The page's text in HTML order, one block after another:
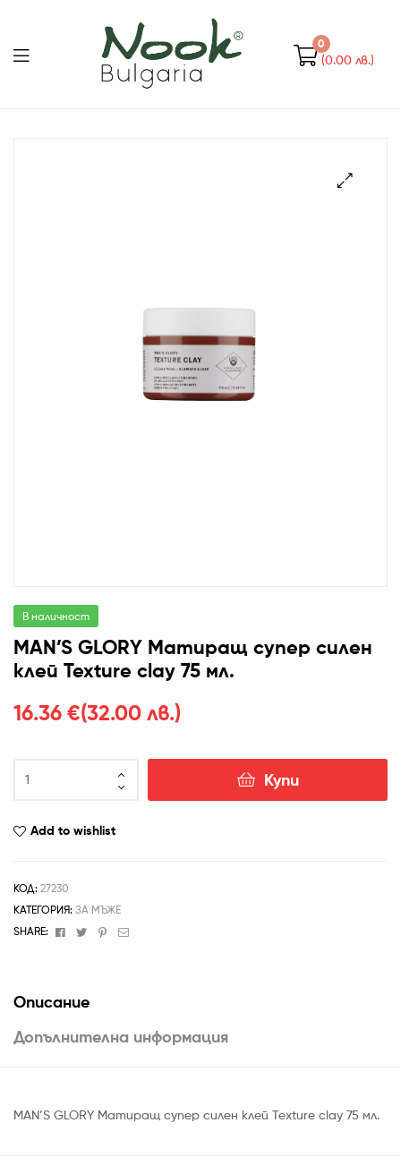
0
(0.00 лв.)
Bulgaria
В наличност
MAN’S GLORY Матиращ супер силен
клей Texture clay 75 мл.
16.36 €(32.00 лв.)
Купи
Add to wishlist
КОД: 27230
КАТЕГОРИЯ: ЗА МЪЖЕ
SHARE:
FacebookTwitterPinterest
Email
Описание
Допълнителна информация
MAN’S GLORY Матиращ супер силен клей Texture clay 75 мл.